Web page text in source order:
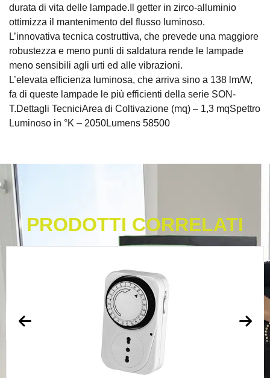
durata di vita delle lampade.Il getter in zirco-alluminio
ottimizza il mantenimento del flusso luminoso.
L’innovativa tecnica costruttiva, che prevede una maggiore
robustezza e meno punti di saldatura rende le lampade
meno sensibili agli urti ed alle vibrazioni.
L’elevata efficienza luminosa, che arriva sino a 138 lm/W,
fa di queste lampade le più efficienti della serie SON-
T.Dettagli TecniciArea di Coltivazione (mq) – 1,3 mqSpettro
Luminoso in °K – 2050Lumens 58500
PRODOTTI CORRELATI